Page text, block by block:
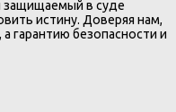
защищаемый в суде
истину. Доверяя нам,
гарантию безопасности и